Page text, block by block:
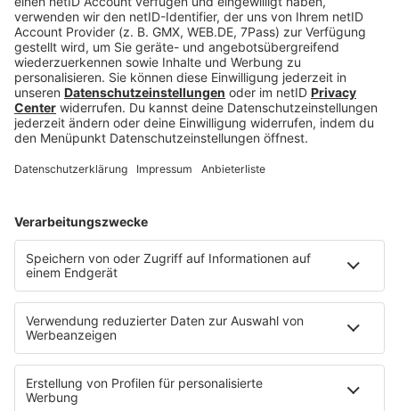
Jetzt abspielen
Es läuft:
APACHE 207 & LUCIANO mit TIEFGARAGEN